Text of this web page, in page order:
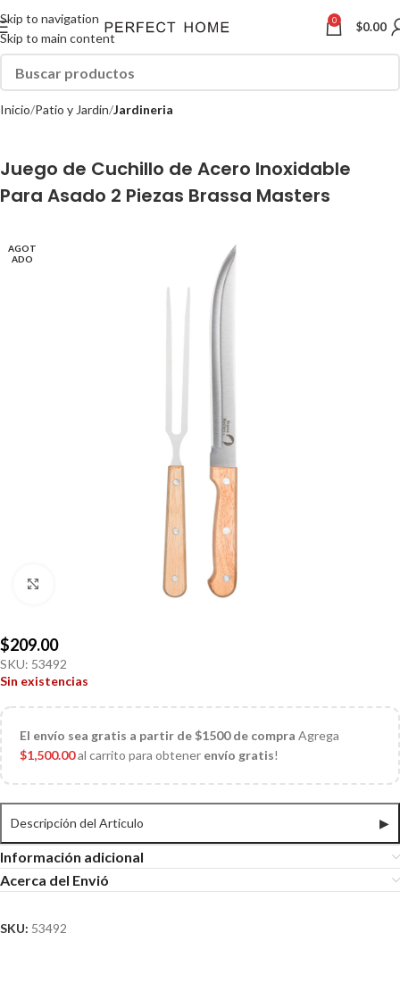
Skip to navigation
Skip to main content
0 $0.00
Inicio Patio y Jardin Jardineria
Juego de Cuchillo de Acero Inoxidable
Para Asado 2 Piezas Brassa Masters
AGOT
ADO
$209.00
SKU: 53492
Sin existencias
El envío sea gratis a partir de $1500 de compra Agrega
$1,500.00al carrito para obtener envío gratis!
Descripción del Articulo ▶
Información adicional
Acerca del Envió
SKU: 53492